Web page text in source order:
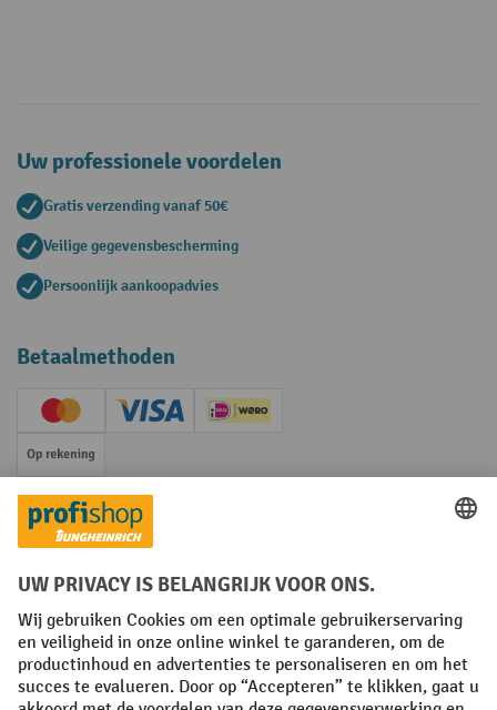
Uw professionele voordelen
Gratis verzending vanaf 50€
Veilige gegevensbescherming
Persoonlijk aankoopadvies
Betaalmethoden
Creditcard (Master)Creditcard (Visa)iDEAL | Wero
Op rekening
Sociale netwerken
Facebook
YouTube
LinkedIn
Instagram
Algemene leveringsvoorwaarden Copyright